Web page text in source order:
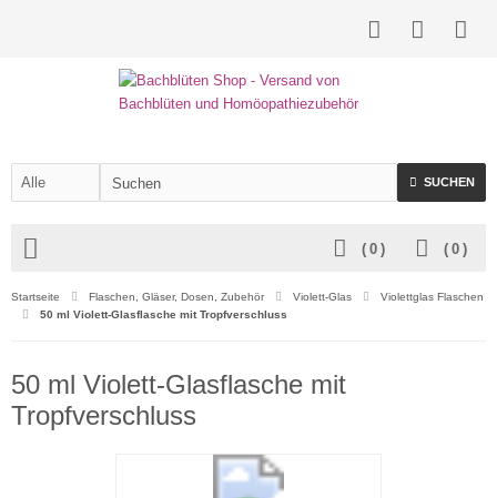
SUCHEN
( 0 )
( 0 )
Startseite Flaschen, Gläser, Dosen, Zubehör Violett-Glas
Violettglas Flaschen
50 ml Violett-Glasflasche mit Tropfverschluss
50 ml Violett-Glasflasche mit
Tropfverschluss